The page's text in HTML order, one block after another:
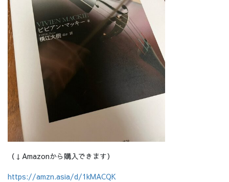
（↓Amazonから購入できます）
https://amzn.asia/d/1kMACQK